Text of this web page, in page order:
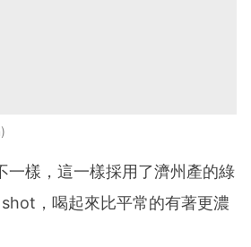
一樣，這一樣採用了濟州產的綠
，喝起來比平常的有著更濃